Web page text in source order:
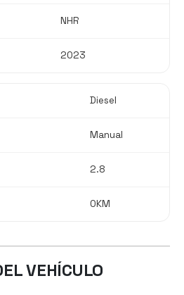
NHR
2023
Diesel
Manual
2.8
0KM
VEHÍCULO